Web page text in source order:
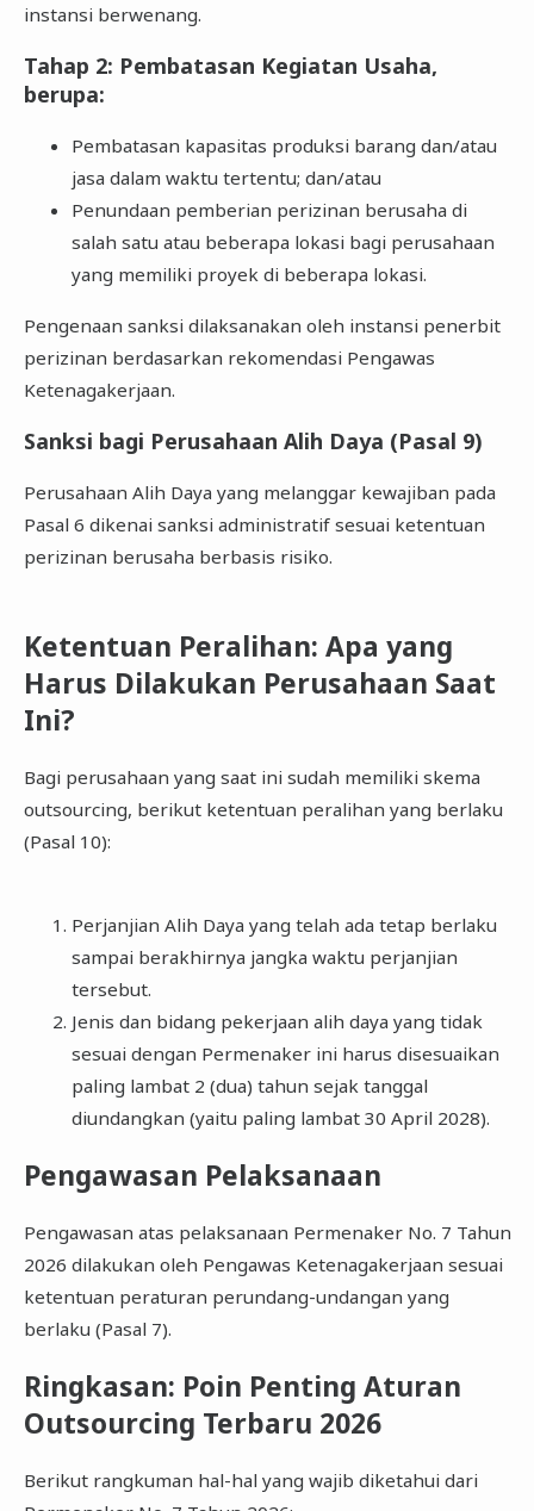
instansi berwenang.
Tahap 2: Pembatasan Kegiatan Usaha,
berupa:
Pembatasan kapasitas produksi barang dan/atau
jasa dalam waktu tertentu; dan/atau
Penundaan pemberian perizinan berusaha di
salah satu atau beberapa lokasi bagi perusahaan
yang memiliki proyek di beberapa lokasi.
Pengenaan sanksi dilaksanakan oleh instansi penerbit
perizinan berdasarkan rekomendasi Pengawas
Ketenagakerjaan.
Sanksi bagi Perusahaan Alih Daya (Pasal 9)
Perusahaan Alih Daya yang melanggar kewajiban pada
Pasal 6 dikenai sanksi administratif sesuai ketentuan
perizinan berusaha berbasis risiko.
Ketentuan Peralihan: Apa yang
Harus Dilakukan Perusahaan Saat
Ini?
Bagi perusahaan yang saat ini sudah memiliki skema
outsourcing, berikut ketentuan peralihan yang berlaku
(Pasal 10):
Perjanjian Alih Daya yang telah ada tetap berlaku
sampai berakhirnya jangka waktu perjanjian
tersebut.
Jenis dan bidang pekerjaan alih daya yang tidak
sesuai dengan Permenaker ini harus disesuaikan
paling lambat 2 (dua) tahun sejak tanggal
diundangkan (yaitu paling lambat 30 April 2028).
Pengawasan Pelaksanaan
Pengawasan atas pelaksanaan Permenaker No. 7 Tahun
2026 dilakukan oleh Pengawas Ketenagakerjaan sesuai
ketentuan peraturan perundang-undangan yang
berlaku (Pasal 7).
Ringkasan: Poin Penting Aturan
Outsourcing Terbaru 2026
Berikut rangkuman hal-hal yang wajib diketahui dari